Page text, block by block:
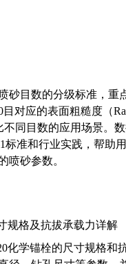
砂目数的分级标准，重
对应的表面粗糙度（
不同目数的应用场景。
标准和行业实践，帮助
喷砂参数。
规格及抗拔承载力详解
化学锚栓的尺寸规格和